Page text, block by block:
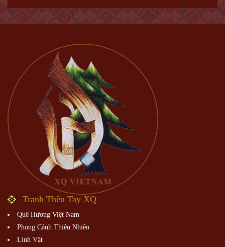
Tranh Thêu Tay XQ
Quê Hương Việt Nam
Phong Cảnh Thiên Nhiên
Linh Vật